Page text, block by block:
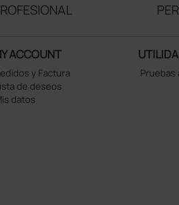
ACCOUNT
y Factura
de deseos
datos
Pruebas